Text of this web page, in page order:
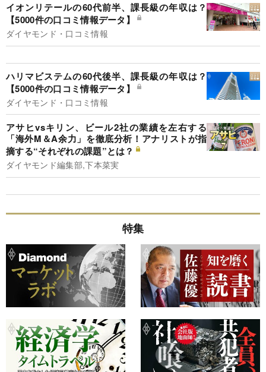
イオンリテールの60代前半、課長級の年収は？
【5000件の口コミ情報データ】
ダイヤモンド・口コミ情報
ハリマビステムの60代後半、課長級の年収は？
【5000件の口コミ情報データ】
ダイヤモンド・口コミ情報
アサヒvsキリン、ビール2社の業績を左右する
「海外M＆A余力」を徹底分析！アナリストが指
摘する“それぞれの課題”とは？
ダイヤモンド編集部,下本菜実
特集